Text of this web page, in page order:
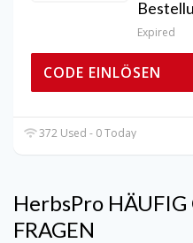
Expired
CODE EINLÖSEN
372 Used - 0 Today
HerbsPro HÄUFIG
FRAGEN